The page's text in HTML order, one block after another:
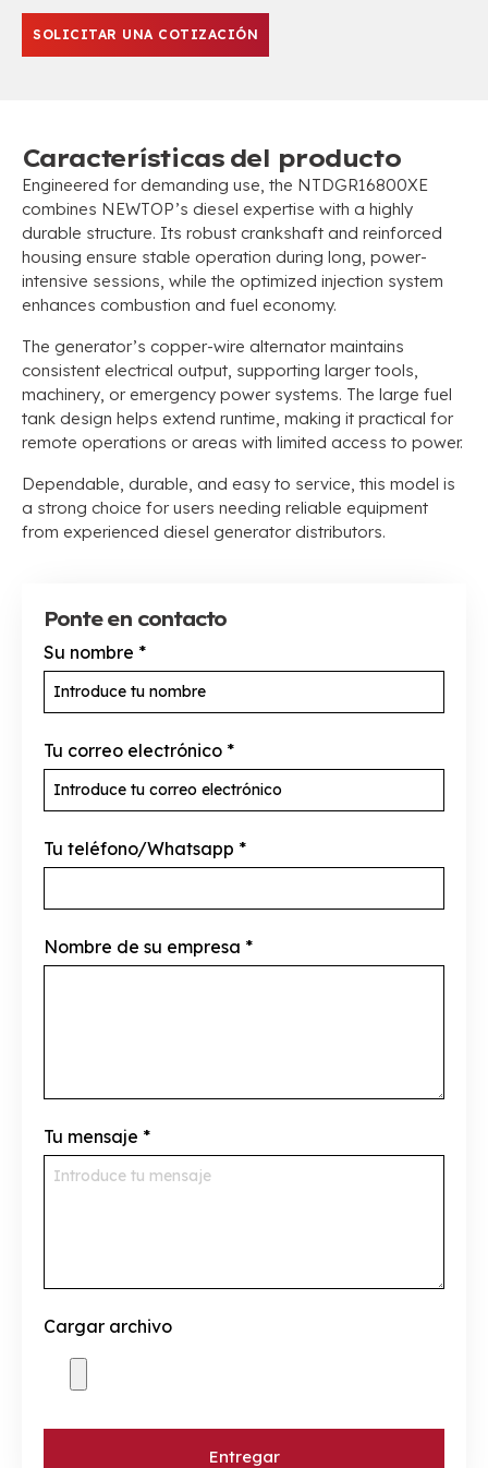
SOLICITAR UNA COTIZACIÓN
Características del producto
Engineered for demanding use, the NTDGR16800XE
combines NEWTOP’s diesel expertise with a highly
durable structure. Its robust crankshaft and reinforced
housing ensure stable operation during long, power-
intensive sessions, while the optimized injection system
enhances combustion and fuel economy.
The generator’s copper-wire alternator maintains
consistent electrical output, supporting larger tools,
machinery, or emergency power systems. The large fuel
tank design helps extend runtime, making it practical for
remote operations or areas with limited access to power.
Dependable, durable, and easy to service, this model is
a strong choice for users needing reliable equipment
from experienced diesel generator distributors.
Ponte en contacto
Su nombre *
Tu correo electrónico *
Tu teléfono/Whatsapp *
Nombre de su empresa *
Tu mensaje *
Cargar archivo
Entregar